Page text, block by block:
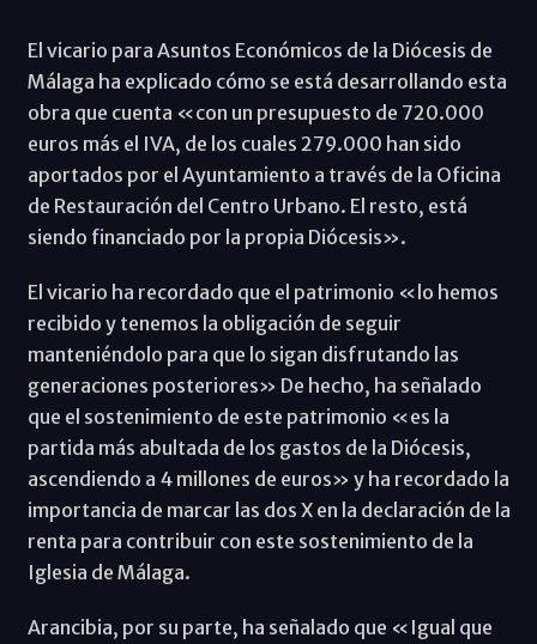
El vicario para Asuntos Económicos de la Diócesis de
Málaga ha explicado cómo se está desarrollando esta
obra que cuenta «con un presupuesto de 720.000
euros más el IVA, de los cuales 279.000 han sido
aportados por el Ayuntamiento a través de la Oficina
de Restauración del Centro Urbano. El resto, está
siendo financiado por la propia Diócesis».
El vicario ha recordado que el patrimonio «lo hemos
recibido y tenemos la obligación de seguir
manteniéndolo para que lo sigan disfrutando las
generaciones posteriores» De hecho, ha señalado
que el sostenimiento de este patrimonio «es la
partida más abultada de los gastos de la Diócesis,
ascendiendo a 4 millones de euros» y ha recordado la
importancia de marcar las dos X en la declaración de la
renta para contribuir con este sostenimiento de la
Iglesia de Málaga.
Arancibia, por su parte, ha señalado que «Igual que